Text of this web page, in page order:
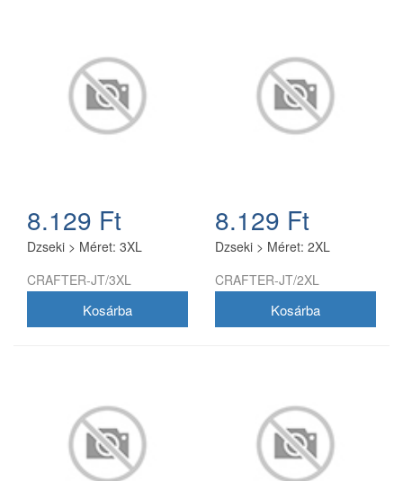
Strend Pro térdvédő egy
praktikus és kényelmes
eszköz, amelyet minden
kertész értékelni fog. Ideális
öntözéshez, ültetéshez
8.129 Ft
Dzseki > Méret: 3XL
CRAFTER-JT/3XL
8.129 Ft
Dzseki > Méret: 2XL
CRAFTER-JT/2XL